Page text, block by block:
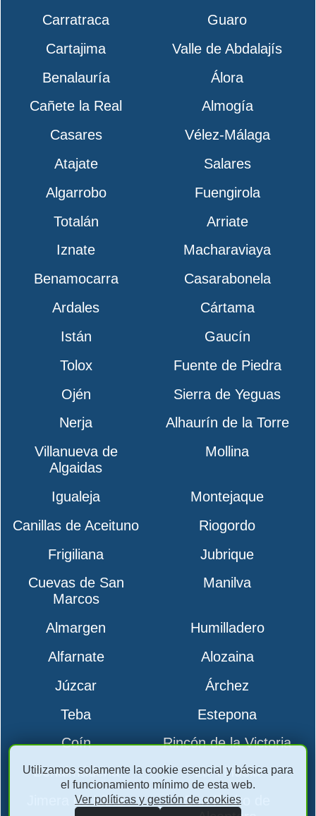
Carratraca
Guaro
Cartajima
Valle de Abdalajís
Benalauría
Álora
Cañete la Real
Almogía
Casares
Vélez-Málaga
Atajate
Salares
Algarrobo
Fuengirola
Totalán
Arriate
Iznate
Macharaviaya
Benamocarra
Casarabonela
Ardales
Cártama
Istán
Gaucín
Tolox
Fuente de Piedra
Ojén
Sierra de Yeguas
Nerja
Alhaurín de la Torre
Villanueva de
Algaidas
Mollina
Igualeja
Montejaque
Canillas de Aceituno
Riogordo
Frigiliana
Jubrique
Cuevas de San
Marcos
Manilva
Almargen
Humilladero
Alfarnate
Alozaina
Júzcar
Árchez
Teba
Estepona
Coín
Rincón de la Victoria
Benalmádena
La Viñuela
Jimera de Líbar
San Pedro de
Utilizamos solamente la cookie esencial y básica para
el funcionamiento mínimo de esta web.
Ver políticas y gestión de cookies